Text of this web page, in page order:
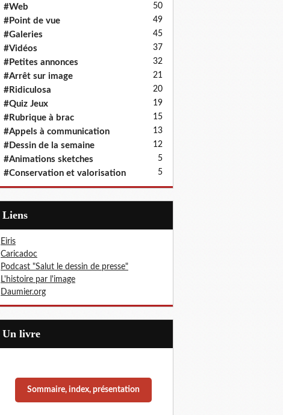
#Web 50
#Point de vue 49
#Galeries 45
#Vidéos 37
#Petites annonces 32
#Arrêt sur image 21
#Ridiculosa 20
#Quiz Jeux 19
#Rubrique à brac 15
#Appels à communication 13
#Dessin de la semaine 12
#Animations sketches 5
#Conservation et valorisation 5
Liens
Eiris
Caricadoc
Podcast "Salut le dessin de presse"
L'histoire par l'image
Daumier.org
Un livre
Sommaire, index, présentation